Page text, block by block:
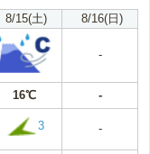
8/15(土) 8/16(日)
-
16℃ -
3 -